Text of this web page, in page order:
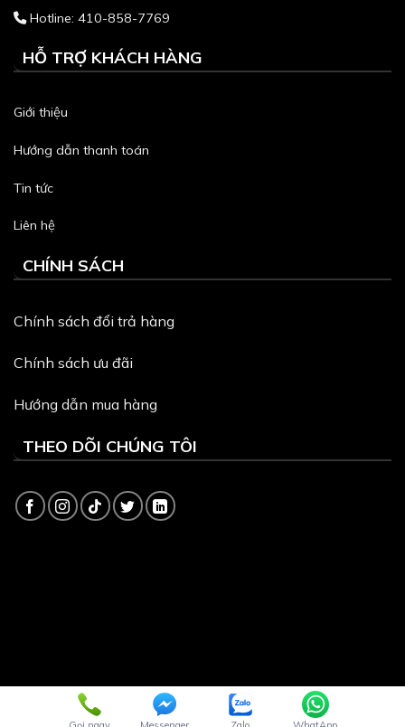
Hotline: 410-858-7769
HỖ TRỢ KHÁCH HÀNG
Giới thiệu
Hướng dẫn thanh toán
Tin tức
Liên hệ
CHÍNH SÁCH
Chính sách đổi trả hàng
Chính sách ưu đãi
Hướng dẫn mua hàng
THEO DÕI CHÚNG TÔI
Copyright 2026 © Dịch vụ quản trị website vàThiết kế
Webitebởi VinaSite.com.vn